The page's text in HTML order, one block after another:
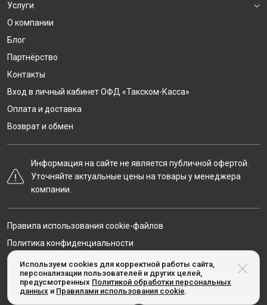
Используем cookies для корректной работы сайта,
персонализации пользователей и других целей,
предусмотренных Политикой обработки персональных
данных и Правилами использования cookie.
Услуги
О компании
Блог
Партнёрство
Контакты
Вход в личный кабинет ОФД «Такском-Касса»
Оплата и доставка
Возврат и обмен
Информация на сайте не является публичной офертой.
Уточняйте актуальные цены на товары у менеджера
компании.
© Taxcom-kassa.ru, 2020-2026
Правила использования cookie-файлов
Политика конфиденциальности
Карта сайта